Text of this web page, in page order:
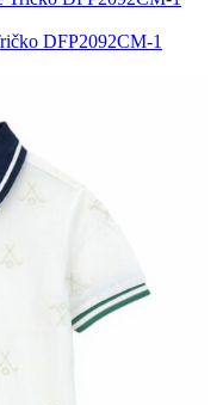
DFP2092CM-1